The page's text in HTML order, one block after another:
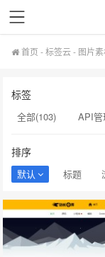
首页 -标签云- 图片
标签
全部(103) API管
导航系统(2)
网
排序
默认 标题
Thinkphp源码
Thinkphp源码